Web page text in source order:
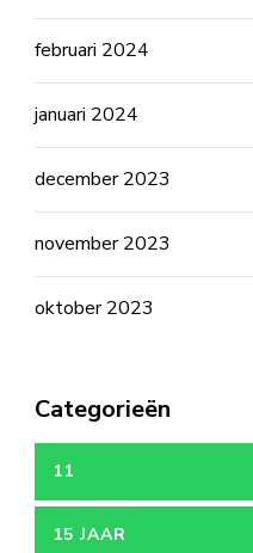
februari 2024
januari 2024
december 2023
november 2023
oktober 2023
Categorieën
11
15 JAAR